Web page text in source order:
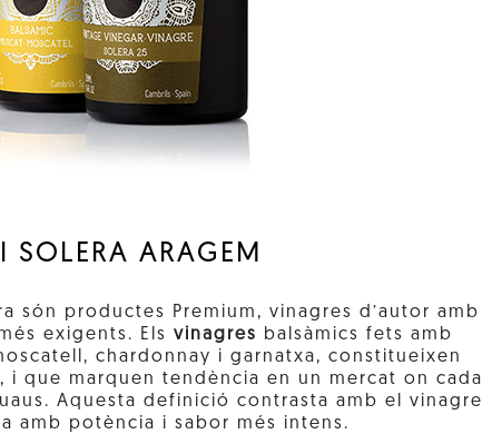
SOLERA ARAGEM
són productes Premium, vinagres d’autor amb
exigents. Els vinagres balsàmics fets amb
chardonnay i garnatxa, constitueixen
i que marquen tendència en un mercat on cada
Aquesta definició contrasta amb el vinagre
amb potència i sabor més intens.